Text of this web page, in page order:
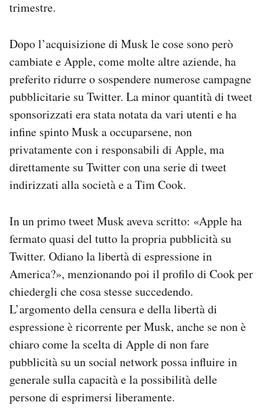
trimestre.
Dopo l’acquisizione di Musk le cose sono però
cambiate e Apple, come molte altre aziende, ha
preferito ridurre o sospendere numerose campagne
pubblicitarie su Twitter. La minor quantità di tweet
sponsorizzati era stata notata da vari utenti e ha
infine spinto Musk a occuparsene, non
privatamente con i responsabili di Apple, ma
direttamente su Twitter con una serie di tweet
indirizzati alla società e a Tim Cook.
In un primo tweet Musk aveva scritto: «Apple ha
fermato quasi del tutto la propria pubblicità su
Twitter. Odiano la libertà di espressione in
America?», menzionando poi il profilo di Cook per
chiedergli che cosa stesse succedendo.
L’argomento della censura e della libertà di
espressione è ricorrente per Musk, anche se non è
chiaro come la scelta di Apple di non fare
pubblicità su un social network possa influire in
generale sulla capacità e la possibilità delle
persone di esprimersi liberamente.